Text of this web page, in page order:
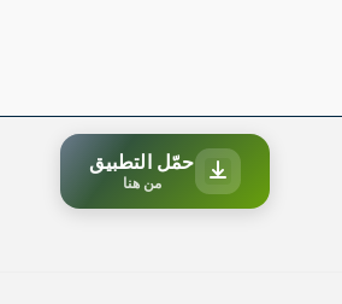
حمّل التطبيق
من هنا